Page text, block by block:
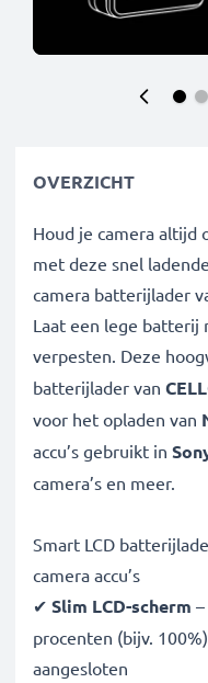
OVERZICHT
Houd je camera altijd
met deze snel
camera batterijlader
Laat een lege
verpesten. Deze
batterijlader van
voor het opladen van
accu’s gebruikt in
camera’s en meer.
Smart LCD
camera accu’s
✔ Slim LCD-scherm
procenten (bijv.
aangesloten